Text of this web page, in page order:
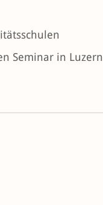
Seminar in Luzern